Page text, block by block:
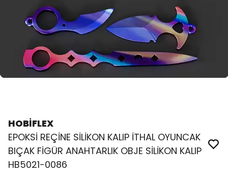
HOBİFLEX
EPOKSİ REÇİNE SİLİKON KALIP İTHAL OYUNCAK
BIÇAK FİGÜR ANAHTARLIK OBJE SİLİKON KALIP
HB5021-0086